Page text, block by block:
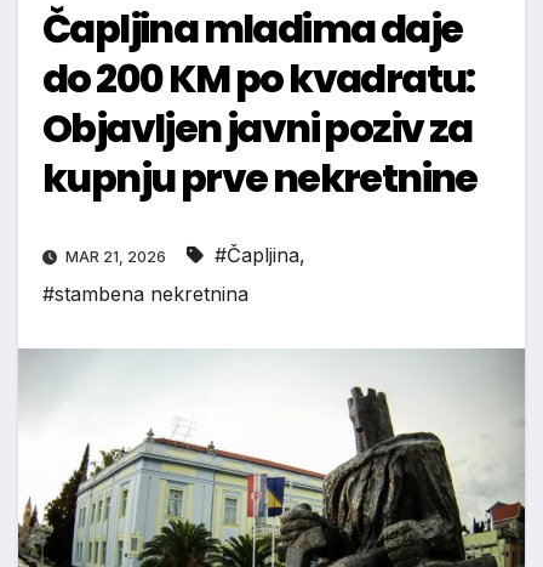
Čapljina mladima daje
do 200 KM po kvadratu:
Objavljen javni poziv za
kupnju prve nekretnine
MAR 21, 2026 #Čapljina,
#stambena nekretnina